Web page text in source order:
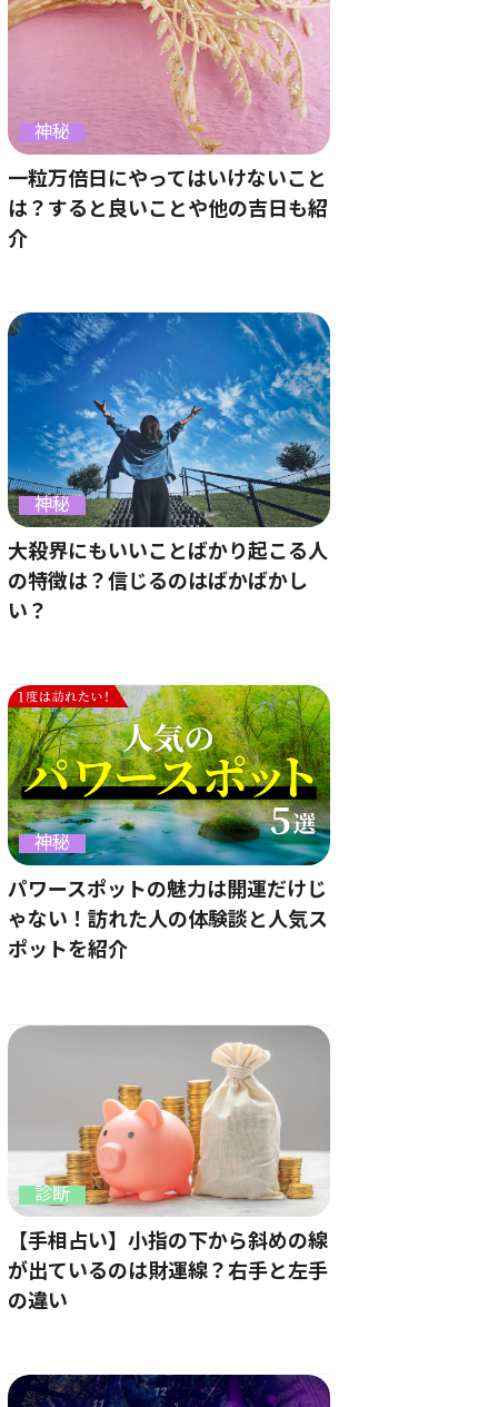
神秘
一粒万倍日にやってはいけないこと
は？すると良いことや他の吉日も紹
介
神秘
大殺界にもいいことばかり起こる人
の特徴は？信じるのはばかばかし
い？
神秘
パワースポットの魅力は開運だけじ
ゃない！訪れた人の体験談と人気ス
ポットを紹介
診断
【手相占い】小指の下から斜めの線
が出ているのは財運線？右手と左手
の違い